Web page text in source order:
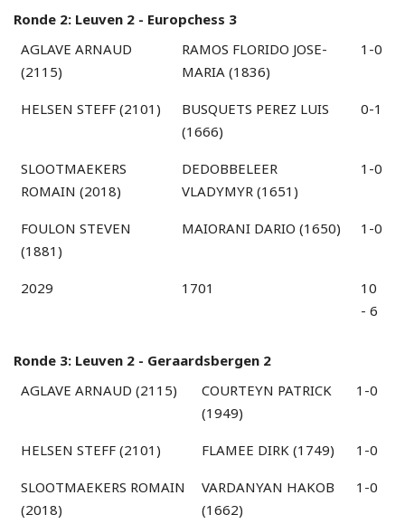
Ronde 2: Leuven 2 - Europchess 3
2029 1701
10
- 6
AGLAVE ARNAUD
(2115)
RAMOS FLORIDO JOSE-
MARIA (1836)
1-0
HELSEN STEFF (2101)
BUSQUETS PEREZ LUIS
(1666)
0-1
SLOOTMAEKERS
ROMAIN (2018)
DEDOBBELEER
VLADYMYR (1651)
1-0
FOULON STEVEN
(1881)
MAIORANI DARIO (1650) 1-0
Ronde 3: Leuven 2 - Geraardsbergen 2
AGLAVE ARNAUD (2115)
COURTEYN PATRICK
(1949)
1-0
HELSEN STEFF (2101) FLAMEE DIRK (1749) 1-0
SLOOTMAEKERS ROMAIN
(2018)
VARDANYAN HAKOB
(1662)
1-0